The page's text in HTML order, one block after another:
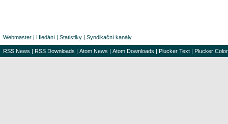
Webmaster | Hledání | Statistiky | Syndikační kanály
RSS News | RSS Downloads | Atom News | Atom Downloads | Plucker Text | Plucker Color